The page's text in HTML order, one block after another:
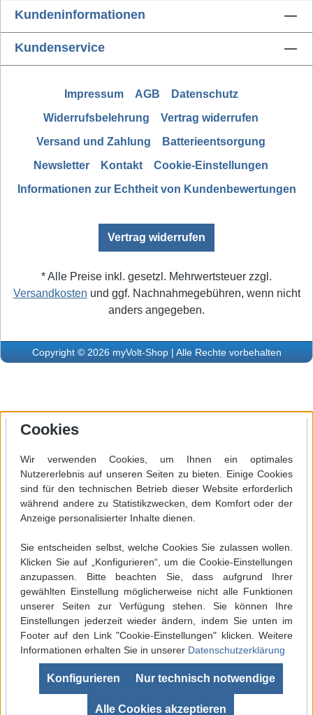
Kundeninformationen
Kundenservice
Impressum AGB
Datenschutz
Widerrufsbelehrung
Vertrag widerrufen
Versand und Zahlung
Batterieentsorgung
Newsletter
Kontakt
Cookie-Einstellungen
Informationen zur Echtheit von Kundenbewertungen
Vertrag widerrufen
* Alle Preise inkl. gesetzl. Mehrwertsteuer zzgl.
Versandkosten und ggf. Nachnahmegebühren, wenn nicht
anders angegeben.
Copyright © 2026 myVolt-Shop | Alle Rechte vorbehalten
Werkzeugleiste anzeigen
Cookies
Wir verwenden Cookies, um Ihnen ein optimales
Nutzererlebnis auf unseren Seiten zu bieten. Einige Cookies
sind für den technischen Betrieb dieser Website erforderlich
während andere zu Statistikzwecken, dem Komfort oder der
Anzeige personalisierter Inhalte dienen.
Sie entscheiden selbst, welche Cookies Sie zulassen wollen.
Klicken Sie auf „Konfigurieren“, um die Cookie-Einstellungen
anzupassen. Bitte beachten Sie, dass aufgrund Ihrer
gewählten Einstellung möglicherweise nicht alle Funktionen
unserer Seiten zur Verfügung stehen. Sie können Ihre
Einstellungen jederzeit wieder ändern, indem Sie unten im
Footer auf den Link "Cookie-Einstellungen" klicken. Weitere
Informationen erhalten Sie in unserer Datenschutzerklärung
Nur technisch notwendige
Konfigurieren
Alle Cookies akzeptieren
SEHR GUT
Bewertungen bei: ebay.de, shopvote.de ⓘ